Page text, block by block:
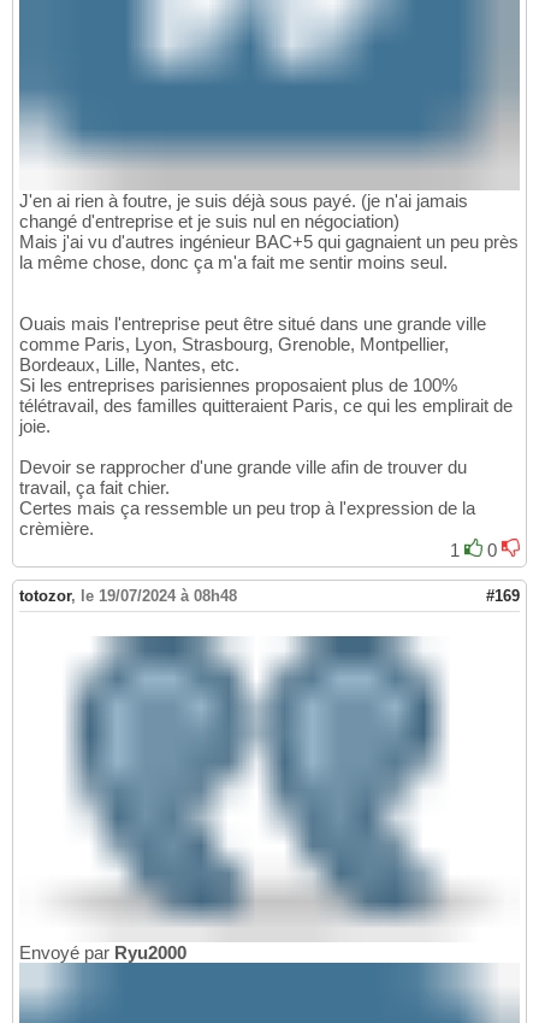
J'en ai rien à foutre, je suis déjà sous payé. (je n'ai jamais
changé d'entreprise et je suis nul en négociation)
Mais j'ai vu d'autres ingénieur BAC+5 qui gagnaient un peu près
la même chose, donc ça m'a fait me sentir moins seul.
Ouais mais l'entreprise peut être situé dans une grande ville
comme Paris, Lyon, Strasbourg, Grenoble, Montpellier,
Bordeaux, Lille, Nantes, etc.
Si les entreprises parisiennes proposaient plus de 100%
télétravail, des familles quitteraient Paris, ce qui les emplirait de
joie.
Devoir se rapprocher d'une grande ville afin de trouver du
travail, ça fait chier.
Certes mais ça ressemble un peu trop à l'expression de la
crèmière.
1
0
totozor, le 19/07/2024 à 08h48 #169
Envoyé par Ryu2000